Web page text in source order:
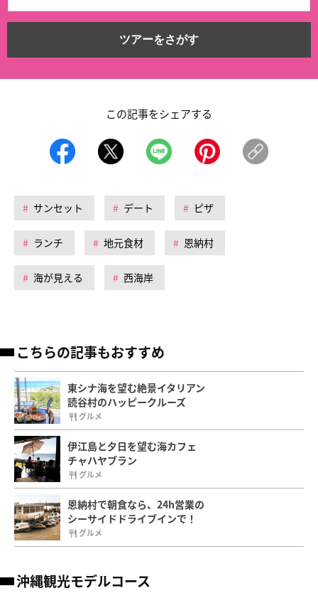
ツアーをさがす
この記事をシェアする
サンセット デート ピザ
ランチ 地元食材 恩納村
海が見える 西海岸
こちらの記事もおすすめ
東シナ海を望む絶景イタリアン
読谷村のハッピークルーズ
グルメ
伊江島と夕日を望む海カフェ
チャハヤブラン
グルメ
恩納村で朝食なら、24h営業の
シーサイドドライブインで！
グルメ
沖縄観光モデルコース